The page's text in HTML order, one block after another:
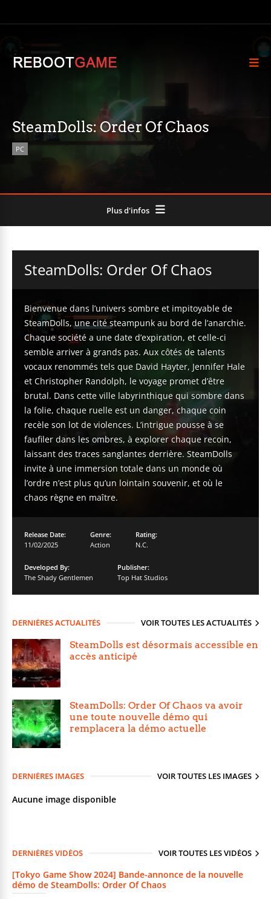
SteamDolls: Order Of Chaos
PC
Plus d'infos
SteamDolls: Order Of Chaos
Bienvenue dans l’univers sombre et impitoyable de
SteamDolls, une cité steampunk au bord de l’anarchie.
Chaque société a une date d’expiration, et celle-ci
semble arriver à grands pas. Aux côtés de talents
vocaux renommés tels que David Hayter, Jennifer Hale
et Christopher Randolph, le voyage promet d’être
brutal. Dans cette ville labyrinthique qui sombre dans
la folie, chaque ruelle est un danger, chaque coin
recèle son lot de violences. L’intrigue pousse à se
faufiler dans les ombres, à explorer chaque recoin,
laissant des traces sanglantes derrière. SteamDolls
invite à une immersion totale dans un monde où
l’ordre n’est plus qu’un lointain souvenir, et où le
chaos règne en maître.
Release Date:
11/02/2025
Genre:
Action
Rating:
N.C.
Developed By:
The Shady Gentlemen
Publisher:
Top Hat Studios
DERNIÈRES ACTUALITÉS VOIR TOUTES LES ACTUALITÉS
SteamDolls est désormais accessible en
accès anticipé
SteamDolls: Order Of Chaos va avoir
une toute nouvelle démo qui
remplacera la démo actuelle
DERNIÈRES IMAGES VOIR TOUTES LES IMAGES
Aucune image disponible
DERNIÈRES VIDÉOS VOIR TOUTES LES VIDÉOS
[Tokyo Game Show 2024] Bande-annonce de la nouvelle
démo de SteamDolls: Order Of Chaos